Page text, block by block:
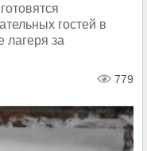
гостей в
лагеря за
779